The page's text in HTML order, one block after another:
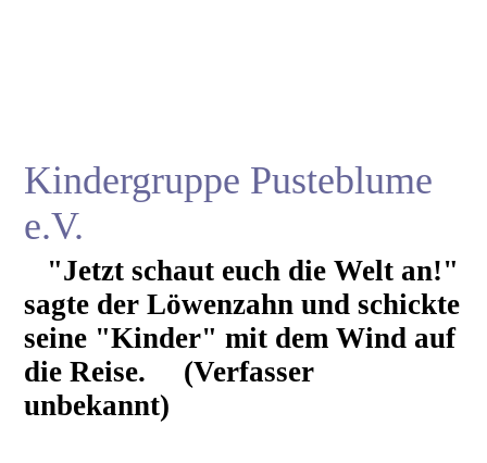
Kindergruppe Pusteblume
e.V.
"Jetzt schaut euch die Welt an!"
sagte der Löwenzahn und schickte
seine "Kinder" mit dem Wind auf
die Reise. (Verfasser
unbekannt)